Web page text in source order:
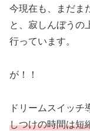
今現在も、まだま
と、寂しんぼうの
行っています。
が！！
ドリームスイッ
しつけの時間は短